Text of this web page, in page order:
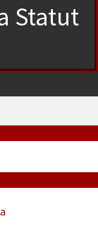
Statut